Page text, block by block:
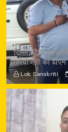
दिल्ली-देहरादून
परियोजना का
Lok Sanskriti